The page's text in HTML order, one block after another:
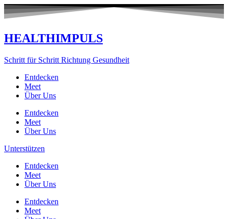
Zum
Inhalt
HEALTHIMPULS
Schritt für Schritt Richtung Gesundheit
Entdecken
Meet
Über Uns
Entdecken
Meet
Über Uns
Unterstützen
Entdecken
Meet
Über Uns
Entdecken
Meet